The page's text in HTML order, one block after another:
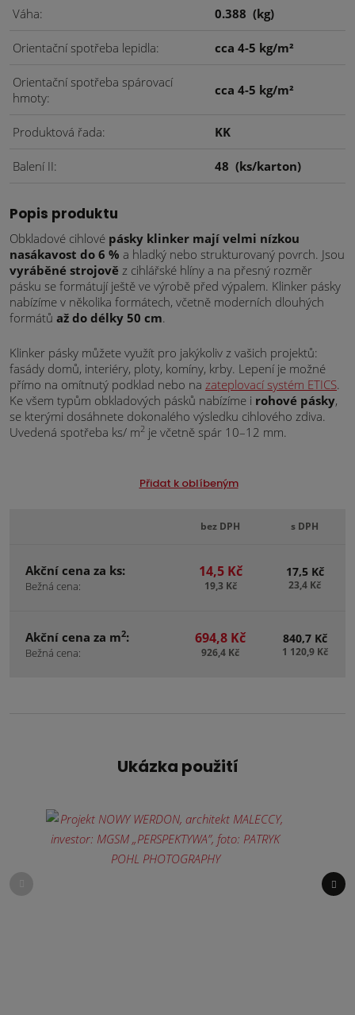
Váha 0.388 (kg)
Orientační spotřeba lepidla cca 4-5 kg/m²
Orientační spotřeba spárovací
hmoty
cca 4-5 kg/m²
Produktová řada KK
Balení II 48 (ks/karton)
Popis produktu
Obkladové cihlové pásky klinker mají velmi nízkou
nasákavost do 6 % a hladký nebo strukturovaný povrch. Jsou
vyráběné strojově z cihlářské hlíny a na přesný rozměr
pásku se formátují ještě ve výrobě před výpalem. Klinker pásky
nabízíme v několika formátech, včetně moderních dlouhých
formátů až do délky 50 cm.
Klinker pásky můžete využít pro jakýkoliv z vašich projektů:
fasády domů, interiéry, ploty, komíny, krby. Lepení je možné
přímo na omítnutý podklad nebo na zateplovací systém ETICS.
Ke všem typům obkladových pásků nabízíme i rohové pásky,
se kterými dosáhnete dokonalého výsledku cihlového zdiva.
Uvedená spotřeba ks/ m2 je včetně spár 10–12 mm.
Přidat k oblíbeným
bez DPH s DPH
Akční cena za ks:
Bežná cena:
14,5 Kč
19,3 Kč
17,5 Kč
23,4 Kč
Akční cena za m2:
Bežná cena:
694,8 Kč
926,4 Kč
840,7 Kč
1 120,9 Kč
Ukázka použití